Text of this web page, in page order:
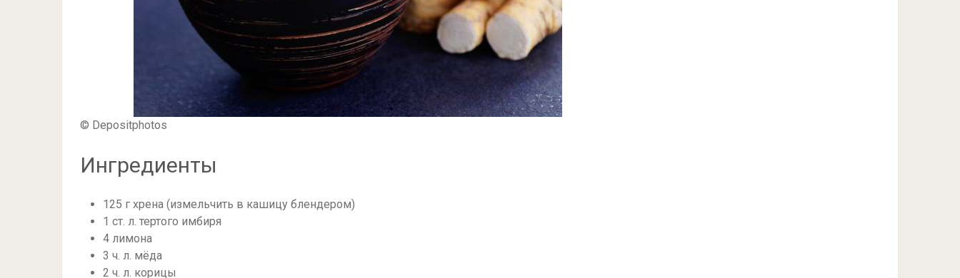
© Depositphotos
Ингредиенты
125 г хрена (измельчить в кашицу блендером)
1 ст. л. тертого имбиря
4 лимона
3 ч. л. мёда
2 ч. л. корицы